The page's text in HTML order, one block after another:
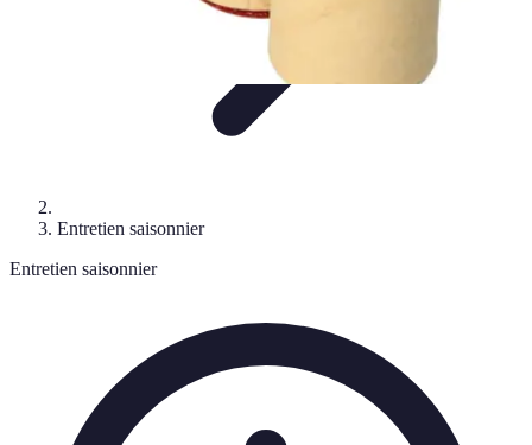
Entretien saisonnier
Entretien saisonnier